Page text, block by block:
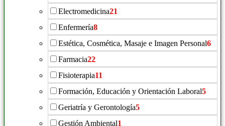
Electromedicina21
Enfermería8
Estética, Cosmética, Masaje e Imagen Personal6
Farmacia22
Fisioterapia11
Formación, Educación y Orientación Laboral5
Geriatría y Gerontología5
Gestión Ambiental1